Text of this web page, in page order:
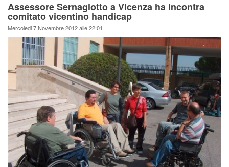
Assessore Sernagiotto a Vicenza ha incontra
comitato vicentino handicap
Mercoledi 7 Novembre 2012 alle 22:01